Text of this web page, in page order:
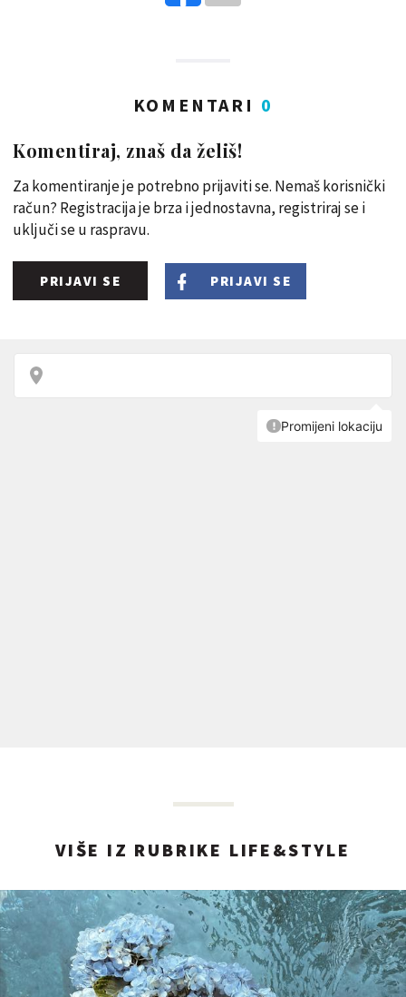
KOMENTARI 0
Komentiraj, znaš da želiš!
Za komentiranje je potrebno prijaviti se. Nemaš korisnički
račun? Registracija je brza i jednostavna, registriraj se i
uključi se u raspravu.
PRIJAVI SE PRIJAVI SE
VIŠE IZ RUBRIKE LIFE&STYLE